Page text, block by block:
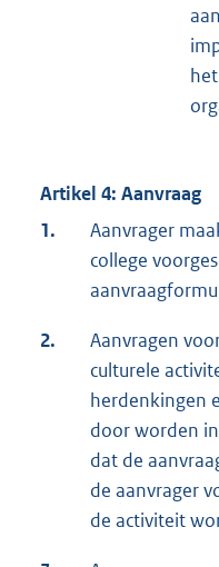
Artikel 4: Aanvraag
1.
Aanvrager
college
2.
Aanvragen
culturele
herdenkingen
door worden
dat de
de aanvrager
de activiteit